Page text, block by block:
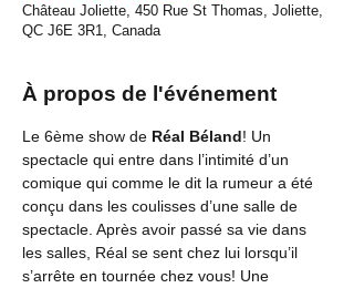
Château Joliette, 450 Rue St Thomas, Joliette,
QC J6E 3R1, Canada
À propos de l'événement
Le 6ème show de Réal Béland! Un
spectacle qui entre dans l’intimité d’un
comique qui comme le dit la rumeur a été
conçu dans les coulisses d’une salle de
spectacle. Après avoir passé sa vie dans
les salles, Réal se sent chez lui lorsqu’il
s’arrête en tournée chez vous! Une